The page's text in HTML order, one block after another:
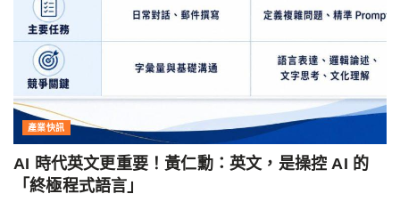
產業快訊
AI 時代英文更重要！黃仁勳：英文，是操控 AI 的
「終極程式語言」